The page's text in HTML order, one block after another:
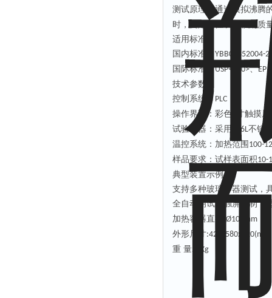
测试原理‌：通过模拟沸腾
时，测定单位表面积的质
‌适用标准‌：
国内标准： YBB00352004-
国际标准：USP<660>、EP
技术参数
控制系统： PLC
操作界面：彩色
寸触摸
‌试验容器‌：采用
316L不锈
‌温控系统‌：加热范围 100-
‌样品要求‌：试样表面积10-
典型装置示例
支持多种玻璃容器测试，
全自动测试‌：触屏控制，
加热容器直径
Ø100mm
外形尺寸:420x580x520(mm
重 量25Kg